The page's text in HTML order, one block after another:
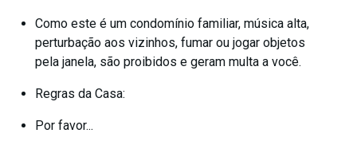
Como este é um condomínio familiar, música alta,
perturbação aos vizinhos, fumar ou jogar objetos
pela janela, são proibidos e geram multa a você.
Regras da Casa:
Por favor...